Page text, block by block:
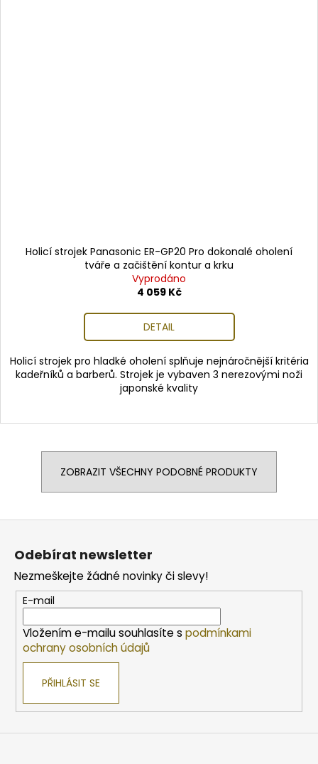
Holicí strojek Panasonic ER-GP20 Pro dokonalé oholení
tváře a začištění kontur a krku
Vyprodáno
4 059 Kč
DETAIL
Holicí strojek pro hladké oholení splňuje nejnáročnější kritéria
kadeřníků a barberů. Strojek je vybaven 3 nerezovými noži
japonské kvality
ZOBRAZIT VŠECHNY PODOBNÉ PRODUKTY
Z
Odebírat newsletter
Nezmeškejte žádné novinky či slevy!
E-mail
Vložením e-mailu souhlasíte s podmínkami
ochrany osobních údajů
PŘIHLÁSIT SE